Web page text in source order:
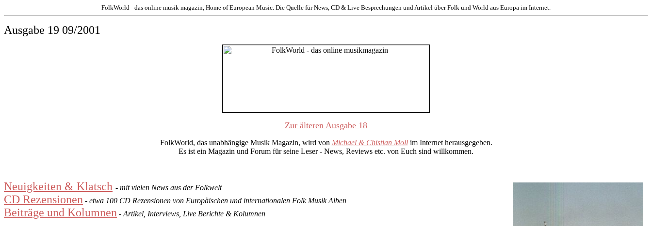
FolkWorld - das online musik magazin, Home of European Music. Die Quelle für News, CD & Live Besprechungen und Artikel über Folk und World aus Europa im Internet.
Ausgabe 19 09/2001
Zur älteren Ausgabe 18
FolkWorld, das unabhängige Musik Magazin, wird von Michael & Chistian Mollim Internet herausgegeben.
Es ist ein Magazin und Forum für seine Leser - News, Reviews etc. von Euch sind willkommen.
Neuigkeiten & Klatsch - mit vielen News aus der Folkwelt
CD Rezensionen - etwa 100 CD Rezensionen von Europäischen und internationalen Folk Musik Alben
Beiträge und Kolumnen - Artikel, Interviews, Live Berichte & Kolumnen